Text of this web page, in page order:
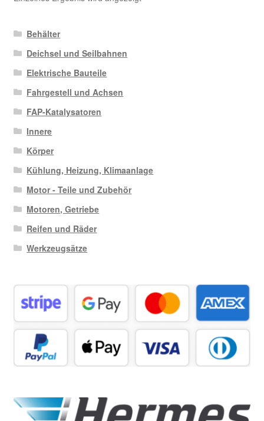
Behälter
Deichsel und Seilbahnen
Elektrische Bauteile
Fahrgestell und Achsen
FAP-Katalysatoren
Innere
Körper
Kühlung, Heizung, Klimaanlage
Motor - Teile und Zubehör
Motoren, Getriebe
Reifen und Räder
Werkzeugsätze